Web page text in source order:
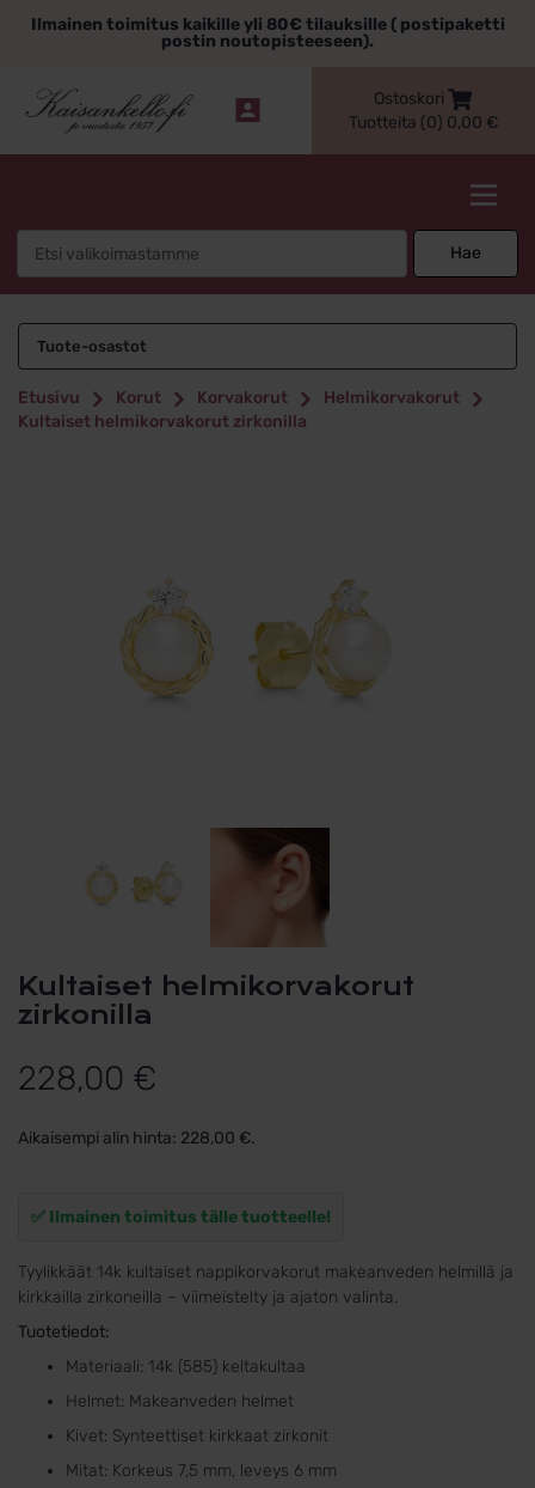
sisältöönIlmainen toimitus kaikille yli 80€ tilauksille ( postipaketti
postin noutopisteeseen).
Ostoskori
Tuotteita (0) 0,00 €
Hae
Tuote-osastot
Etusivu Korut Korvakorut
Helmikorvakorut
Kultaiset helmikorvakorut zirkonilla
Kultaiset helmikorvakorut
zirkonilla
228,00 €
Aikaisempi alin hinta: 228,00 €.
✅ Ilmainen toimitus tälle tuotteelle!
Tyylikkäät 14k kultaiset nappikorvakorut makeanveden helmillä ja
kirkkailla zirkoneilla – viimeistelty ja ajaton valinta.
Tuotetiedot:
Materiaali: 14k (585) keltakultaa
Helmet: Makeanveden helmet
Kivet: Synteettiset kirkkaat zirkonit
Mitat: Korkeus 7,5 mm, leveys 6 mm